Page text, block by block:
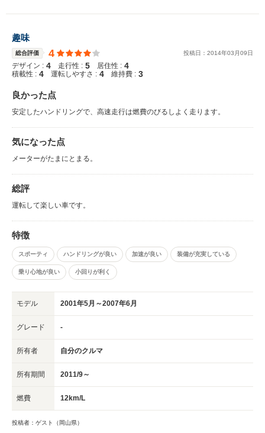
趣味
総合評価 4 投稿日： 2014年03 月09日
デザイン : 4 走行性 : 5 居住性 : 4
積載性 : 4 運転しやすさ : 4 維持費 : 3
良かった点
安定したハンドリングで、高速走行は燃費のびるしよく走ります。
気になった点
メーターがたまにとまる。
総評
運転して楽しい車です。
特徴
スポーティ ハンドリングが良い 加速が良い 装備が充実している
乗り心地が良い 小回りが利く
モデル 2001年5月～2007年6月
グレード -
所有者 自分のクルマ
所有期間 2011/9～
燃費 12km/L
投稿者：ゲスト（岡山県）